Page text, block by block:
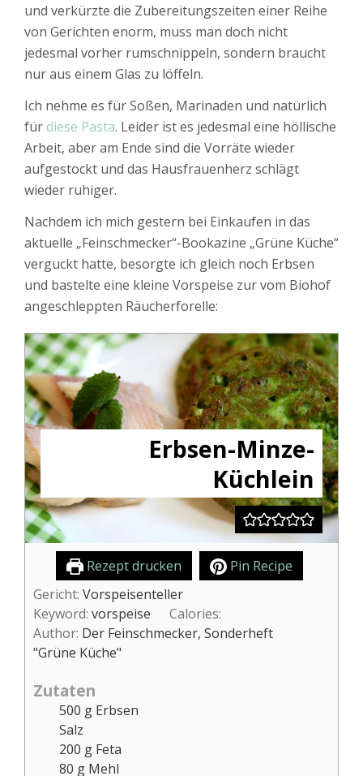
und verkürzte die Zubereitungszeiten einer Reihe
von Gerichten enorm, muss man doch nicht
jedesmal vorher rumschnippeln, sondern braucht
nur aus einem Glas zu löffeln.
Ich nehme es für Soßen, Marinaden und natürlich
fürdiese Pasta. Leider ist es jedesmal eine höllische
Arbeit, aber am Ende sind die Vorräte wieder
aufgestockt und das Hausfrauenherz schlägt
wieder ruhiger.
Nachdem ich mich gestern bei Einkaufen in das
aktuelle „Feinschmecker“-Bookazine „Grüne Küche“
verguckt hatte, besorgte ich gleich noch Erbsen
und bastelte eine kleine Vorspeise zur vom Biohof
angeschleppten Räucherforelle:
Erbsen-Minze-
Küchlein
Rezept drucken
Pin Recipe
Gericht: Vorspeisenteller
Keyword: vorspeise
Calories:
Author: Der Feinschmecker, Sonderheft
"Grüne Küche"
Zutaten
500 g Erbsen
Salz
200 g Feta
80 g Mehl